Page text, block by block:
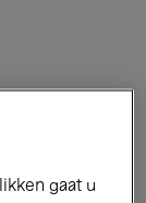
gaat u